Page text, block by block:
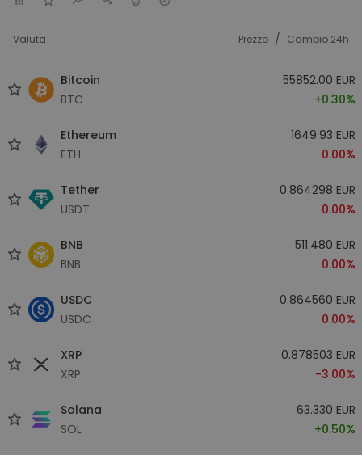
Valuta Prezzo / Cambio 24h
Bitcoin
BTC
55852.00 EUR
+0.30%
Ethereum
ETH
1649.93 EUR
0.00%
Tether
USDT
0.864298 EUR
0.00%
BNB
BNB
511.480 EUR
0.00%
USDC
USDC
0.864560 EUR
0.00%
XRP
XRP
0.878503 EUR
-3.00%
Solana
SOL
63.330 EUR
+0.50%